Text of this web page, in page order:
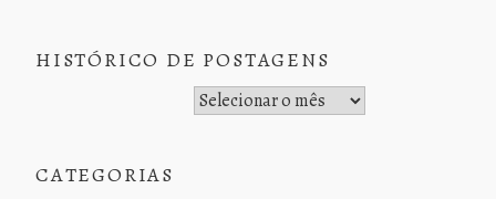
HISTÓRICO DE POSTAGENS
CATEGORIAS